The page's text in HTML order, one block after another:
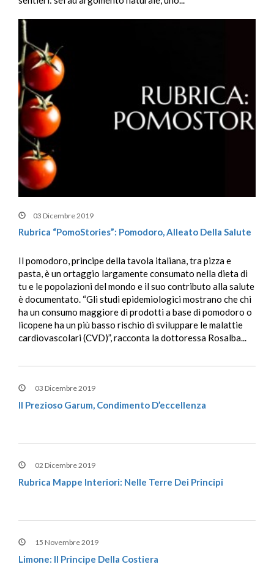
03 Dicembre 2019
Rubrica “PomoStories”: Pomodoro, Alleato Della Salute
Il pomodoro, principe della tavola italiana, tra pizza e
pasta, è un ortaggio largamente consumato nella dieta di
tu e le popolazioni del mondo e il suo contributo alla salute
è documentato. “Gli studi epidemiologici mostrano che chi
ha un consumo maggiore di prodotti a base di pomodoro o
licopene ha un più basso rischio di sviluppare le malattie
cardiovascolari (CVD)”, racconta la dottoressa Rosalba...
03 Dicembre 2019
Il Prezioso Garum, Condimento D’eccellenza
02 Dicembre 2019
Rubrica Mappe Interiori: Nelle Terre Dei Principi
15 Novembre 2019
Limone: Il Principe Della Costiera